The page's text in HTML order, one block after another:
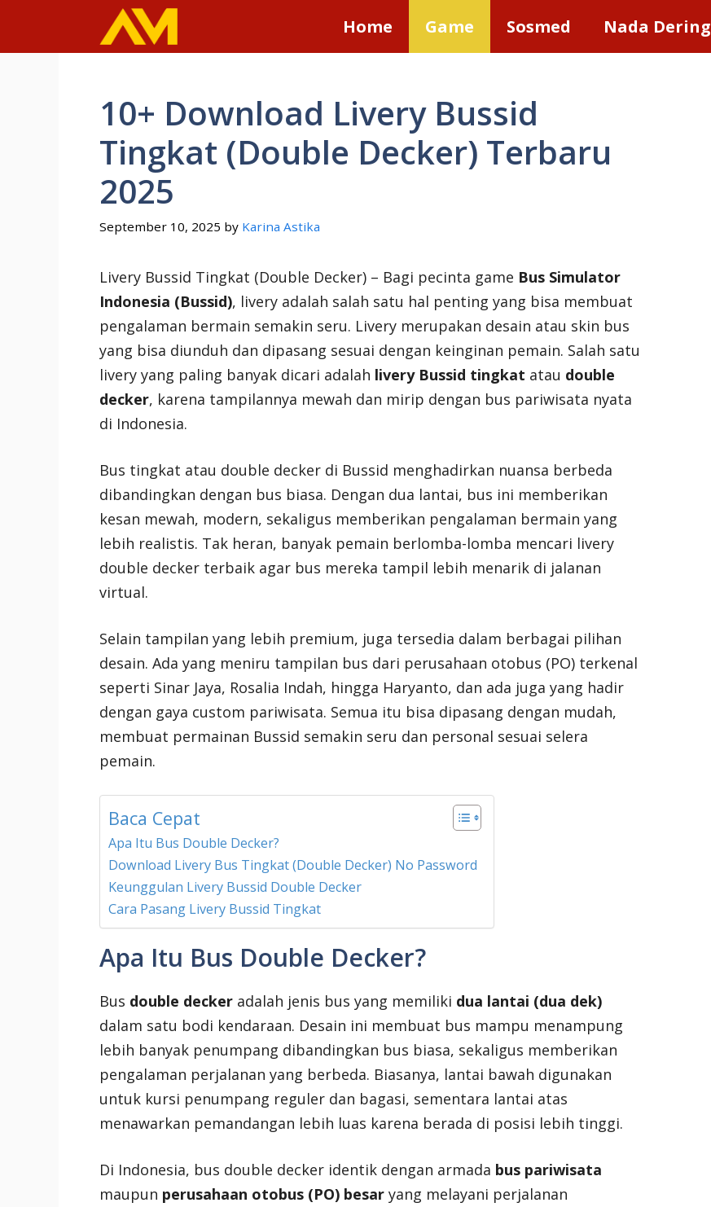
Home Game Sosmed Nada Dering
10+ Download Livery Bussid
Tingkat (Double Decker) Terbaru
2025
September 10, 2025 by Karina Astika
Livery Bussid Tingkat (Double Decker) – Bagi pecinta game Bus Simulator
Indonesia (Bussid), livery adalah salah satu hal penting yang bisa membuat
pengalaman bermain semakin seru. Livery merupakan desain atau skin bus
yang bisa diunduh dan dipasang sesuai dengan keinginan pemain. Salah satu
livery yang paling banyak dicari adalah livery Bussid tingkat atau double
decker, karena tampilannya mewah dan mirip dengan bus pariwisata nyata
di Indonesia.
Bus tingkat atau double decker di Bussid menghadirkan nuansa berbeda
dibandingkan dengan bus biasa. Dengan dua lantai, bus ini memberikan
kesan mewah, modern, sekaligus memberikan pengalaman bermain yang
lebih realistis. Tak heran, banyak pemain berlomba-lomba mencari livery
double decker terbaik agar bus mereka tampil lebih menarik di jalanan
virtual.
Selain tampilan yang lebih premium, juga tersedia dalam berbagai pilihan
desain. Ada yang meniru tampilan bus dari perusahaan otobus (PO) terkenal
seperti Sinar Jaya, Rosalia Indah, hingga Haryanto, dan ada juga yang hadir
dengan gaya custom pariwisata. Semua itu bisa dipasang dengan mudah,
membuat permainan Bussid semakin seru dan personal sesuai selera
pemain.
Baca Cepat
Apa Itu Bus Double Decker?
Download Livery Bus Tingkat (Double Decker) No Password
Keunggulan Livery Bussid Double Decker
Cara Pasang Livery Bussid Tingkat
Apa Itu Bus Double Decker?
Bus double decker adalah jenis bus yang memiliki dua lantai (dua dek)
dalam satu bodi kendaraan. Desain ini membuat bus mampu menampung
lebih banyak penumpang dibandingkan bus biasa, sekaligus memberikan
pengalaman perjalanan yang berbeda. Biasanya, lantai bawah digunakan
untuk kursi penumpang reguler dan bagasi, sementara lantai atas
menawarkan pemandangan lebih luas karena berada di posisi lebih tinggi.
Di Indonesia, bus double decker identik dengan armada bus pariwisata
maupun perusahaan otobus (PO) besar yang melayani perjalanan